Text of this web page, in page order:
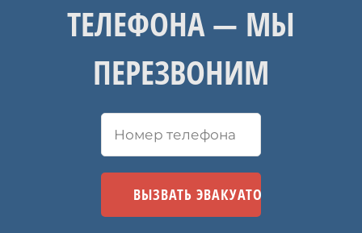
ТЕЛЕФОНА — МЫ
ПЕРЕЗВОНИМ